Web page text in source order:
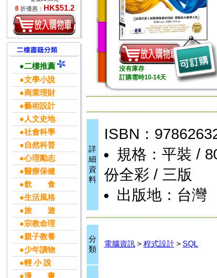
8 折優惠： HK$51.2
●二樓推薦
●文學小說
●商業理財
●藝術設計
●人文史地
●社會科學
●自然科普
●心理勵志
●醫療保健
●飲 食
●生活風格
●旅 遊
●宗教命理
●親子教養
●少年讀物
●輕 小 說
●漫 畫
沒有庫存
訂購需時10-14天
詳
細
資
料
ISBN：
規格：平裝 /
份全彩 / 三版
出版地：台灣
分
類
電腦資訊 > 程式設計 > SQL